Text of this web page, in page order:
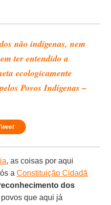
não indígenas, nem
ter entendido a
ecologicamente
Povos Indígenas –
, as coisas por aqui
aConstituição Cidadã
dos
que aqui já